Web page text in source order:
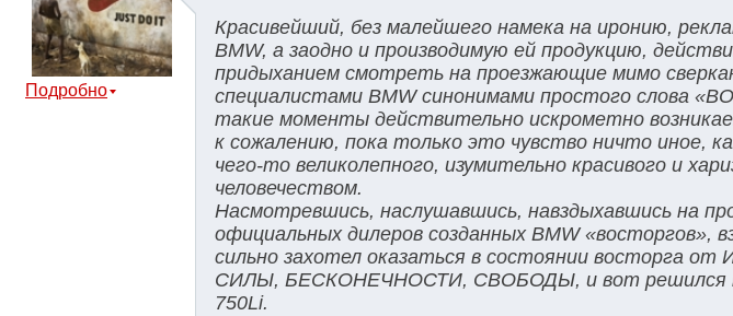
Подробно
Красивейший, без малейшего намека на иронию,
BMW, а заодно и производимую ей продукцию,
придыханием смотреть на проезжающие мимо
специалистами BMW синонимами простого слова
такие моменты действительно искрометно
к сожалению, пока только это чувство ничто иное,
чего-то великолепного, изумительно красивого и
человечеством.
Насмотревшись, наслушавшись, навздыхавшись на
официальных дилеров созданных BMW «восторгов»,
сильно захотел оказаться в состоянии
СИЛЫ, БЕСКОНЕЧНОСТИ, СВОБОДЫ, и вот решился
750Li.